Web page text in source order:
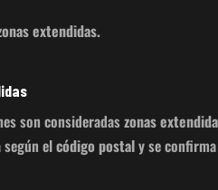
extendidas.
son consideradaszonas
según elcódigo postaly se